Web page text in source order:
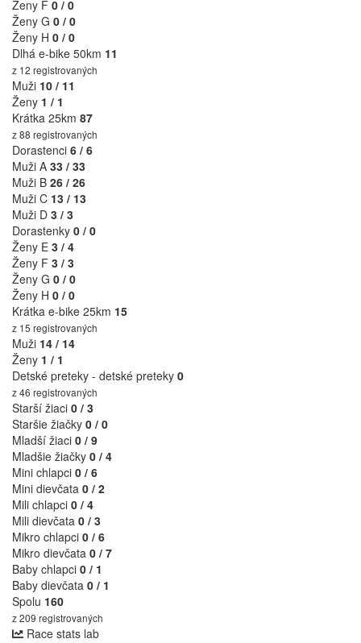
Ženy F 0 / 0
Ženy G 0 / 0
Ženy H 0 / 0
Dlhá e-bike 50km 11
z 12 registrovaných
Muži 10 / 11
Ženy 1 / 1
Krátka 25km 87
z 88 registrovaných
Dorastenci 6 / 6
Muži A 33 / 33
Muži B 26 / 26
Muži C 13 / 13
Muži D 3 / 3
Dorastenky 0 / 0
Ženy E 3 / 4
Ženy F 3 / 3
Ženy G 0 / 0
Ženy H 0 / 0
Krátka e-bike 25km 15
z 15 registrovaných
Muži 14 / 14
Ženy 1 / 1
Detské preteky - detské preteky 0
z 46 registrovaných
Starší žiaci 0 / 3
Staršie žiačky 0 / 0
Mladší žiaci 0 / 9
Mladšie žiačky 0 / 4
Mini chlapci 0 / 6
Mini dievčata 0 / 2
Mili chlapci 0 / 4
Mili dievčata 0 / 3
Mikro chlapci 0 / 6
Mikro dievčata 0 / 7
Baby chlapci 0 / 1
Baby dievčata 0 / 1
Spolu 160
z 209 registrovaných
Race stats lab